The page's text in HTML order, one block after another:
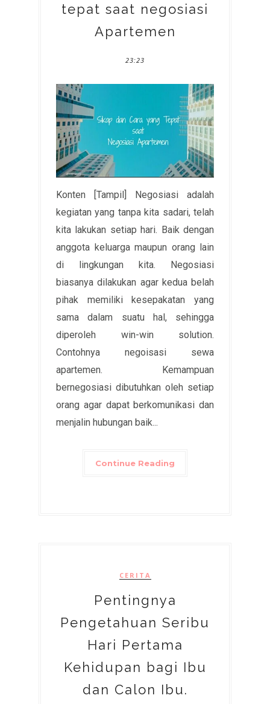
tepat saat negosiasi
Apartemen
23:23
Konten [Tampil] Negosiasi adalah
kegiatan yang tanpa kita sadari, telah
kita lakukan setiap hari. Baik dengan
anggota keluarga maupun orang lain
di lingkungan kita. Negosiasi
biasanya dilakukan agar kedua belah
pihak memiliki kesepakatan yang
sama dalam suatu hal, sehingga
diperoleh win-win solution.
Contohnya negoisasi sewa
apartemen. Kemampuan
bernegosiasi dibutuhkan oleh setiap
orang agar dapat berkomunikasi dan
menjalin hubungan baik...
Continue Reading
CERITA
Pentingnya
Pengetahuan Seribu
Hari Pertama
Kehidupan bagi Ibu
dan Calon Ibu.